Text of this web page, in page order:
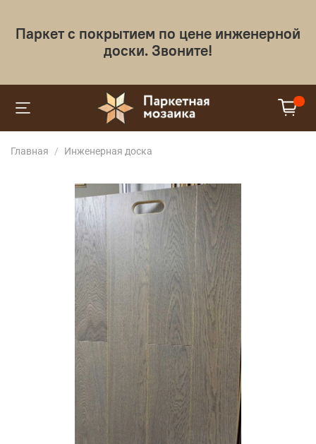
Паркет с покрытием по цене инженерной
доски. Звоните!
Главная Инженерная доска